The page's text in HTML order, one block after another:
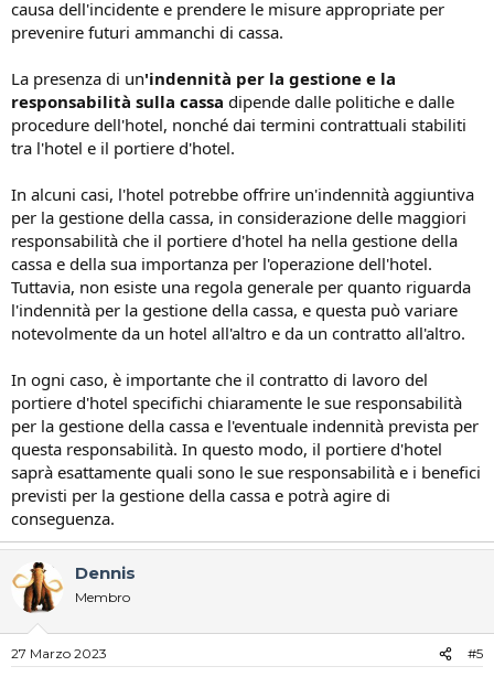
causa dell'incidente e prendere le misure appropriate per
prevenire futuri ammanchi di cassa.
La presenza di un'indennità per la gestione e la
responsabilità sulla cassa dipende dalle politiche e dalle
procedure dell'hotel, nonché dai termini contrattuali stabiliti
tra l'hotel e il portiere d'hotel.
In alcuni casi, l'hotel potrebbe offrire un'indennità aggiuntiva
per la gestione della cassa, in considerazione delle maggiori
responsabilità che il portiere d'hotel ha nella gestione della
cassa e della sua importanza per l'operazione dell'hotel.
Tuttavia, non esiste una regola generale per quanto riguarda
l'indennità per la gestione della cassa, e questa può variare
notevolmente da un hotel all'altro e da un contratto all'altro.
In ogni caso, è importante che il contratto di lavoro del
portiere d'hotel specifichi chiaramente le sue responsabilità
per la gestione della cassa e l'eventuale indennità prevista per
questa responsabilità. In questo modo, il portiere d'hotel
saprà esattamente quali sono le sue responsabilità e i benefici
previsti per la gestione della cassa e potrà agire di
conseguenza.
Dennis
Membro
27 Marzo 2023 #5